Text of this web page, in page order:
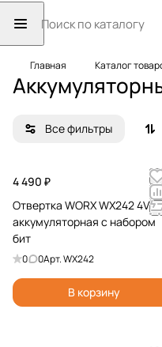
Главная Каталог
Все фильтры
4 490 ₽
Отвертка WORX WX242 4V
аккумуляторная с набором
бит
0 0Арт.WX242
В корзину